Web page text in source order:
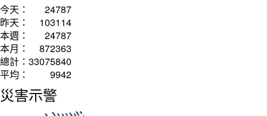
今天：
24787
昨天：
103114
本週：
24787
本月：
872363
總計： 33075840
平均：
9942
災害示警